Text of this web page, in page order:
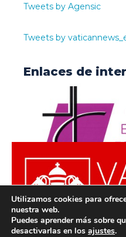
Tweets by Agensic
Tweets by
Enlaces de
Utilizamos cookies para
nuestra web.
Puedes aprender más sobre
desactivarlas en los ajustes.